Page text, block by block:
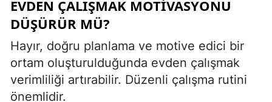
EVDEN ÇALIŞMAK MOTIVASYONU
DÜŞÜRÜR MÜ?
Hayır, doğru planlama ve motive edici bir
ortam oluşturulduğunda evden çalışmak
verimliliği artırabilir. Düzenli çalışma rutini
önemlidir.